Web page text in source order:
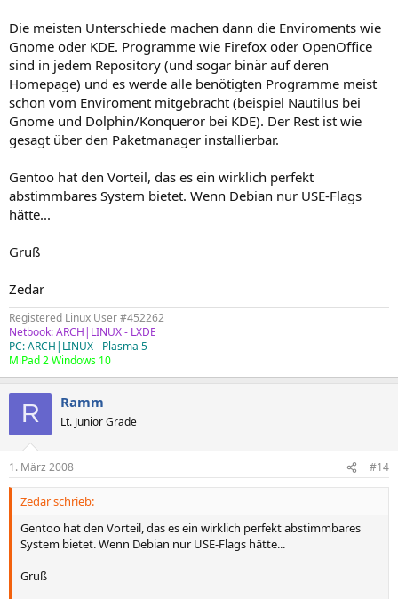
Die meisten Unterschiede machen dann die Enviroments wie
Gnome oder KDE. Programme wie Firefox oder OpenOffice
sind in jedem Repository (und sogar binär auf deren
Homepage) und es werde alle benötigten Programme meist
schon vom Enviroment mitgebracht (beispiel Nautilus bei
Gnome und Dolphin/Konqueror bei KDE). Der Rest ist wie
gesagt über den Paketmanager installierbar.
Gentoo hat den Vorteil, das es ein wirklich perfekt
abstimmbares System bietet. Wenn Debian nur USE-Flags
hätte...
Gruß
Zedar
Registered Linux User #452262
Netbook: ARCH|LINUX - LXDE
PC: ARCH|LINUX - Plasma 5
MiPad 2 Windows 10
R Ramm
Lt. Junior Grade
1. März 2008 #14
Zedar schrieb:
Gentoo hat den Vorteil, das es ein wirklich perfekt abstimmbares
System bietet. Wenn Debian nur USE-Flags hätte...
Gruß